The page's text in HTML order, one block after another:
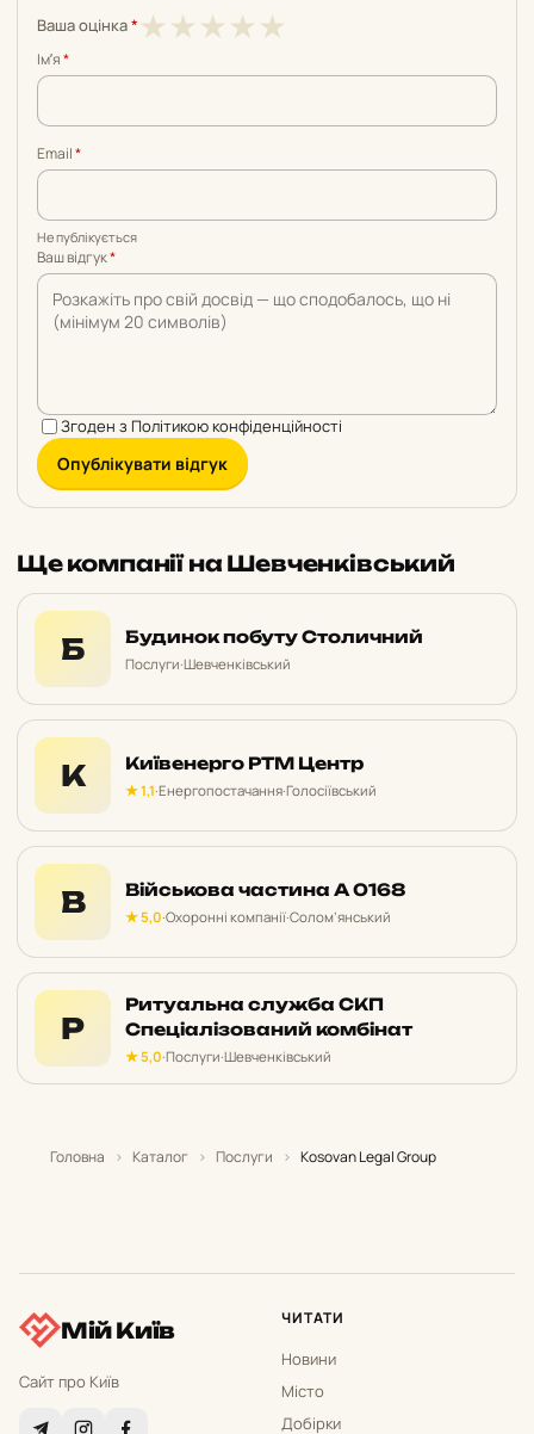
Ваша оцінка* ★
5
★4
5
★3
5
★2
5
★1
5
Імʼя*
Email*
Не публікується
Ваш відгук*
Згоден з Політикою конфіденційності
Опублікувати відгук
Ще компанії на Шевченківський
Б Будинок побуту Столичний
Послуги·Шевченківський
К Київенерго РТМ Центр
★ 1,1·Енергопостачання·Голосіївський
В Військова частина А 0168
★ 5,0·Охоронні компанії·Солом’янський
Р
Ритуальна служба СКП
Спеціалізований комбінат
★ 5,0·Послуги·Шевченківський
Головна › Каталог › Послуги › Kosovan Legal Group
Мій Київ
Сайт про Київ
ЧИТАТИ
Новини
Місто
Добірки